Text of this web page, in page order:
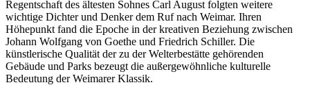
Regentschaft des ältesten Sohnes Carl August folgten weitere
wichtige Dichter und Denker dem Ruf nach Weimar. Ihren
Höhepunkt fand die Epoche in der kreativen Beziehung zwischen
Johann Wolfgang von Goethe und Friedrich Schiller. Die
künstlerische Qualität der zu der Welterbestätte gehörenden
Gebäude und Parks bezeugt die außergewöhnliche kulturelle
Bedeutung der Weimarer Klassik.